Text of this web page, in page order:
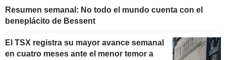
Resumen semanal: No todo el mundo cuenta con el
beneplácito de Bessent
El TSX registra su mayor avance semanal
en cuatro meses ante el menor temor a